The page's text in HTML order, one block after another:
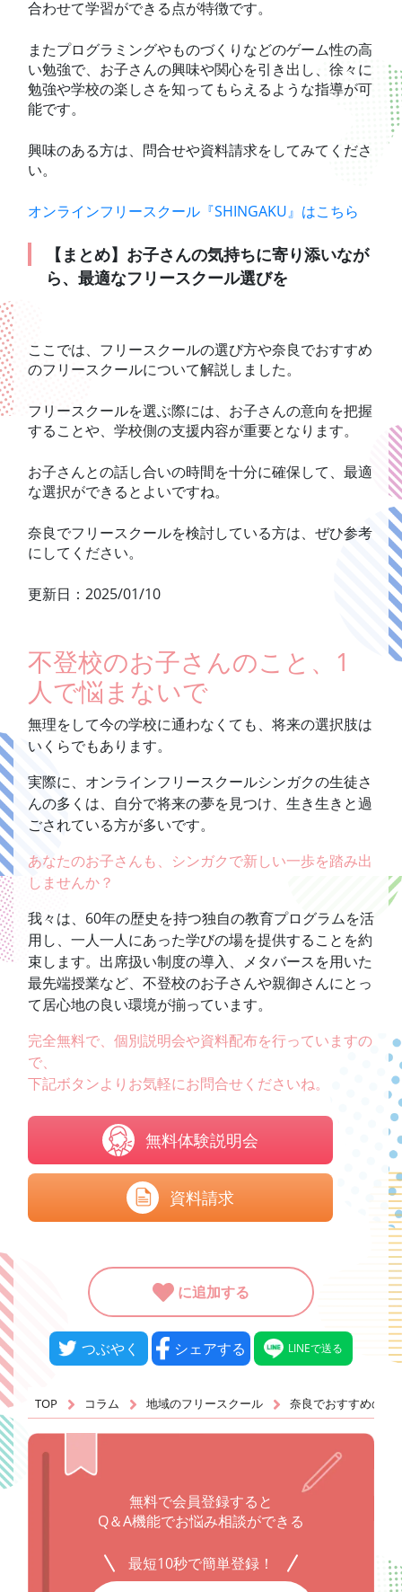
合わせて学習ができる点が特徴です。
またプログラミングやものづくりなどのゲーム性の高
い勉強で、お子さんの興味や関心を引き出し、徐々に
勉強や学校の楽しさを知ってもらえるような指導が可
能です。
興味のある方は、問合せや資料請求をしてみてくださ
い。
オンラインフリースクール『SHINGAKU』はこちら
【まとめ】お子さんの気持ちに寄り添いなが
ら、最適なフリースクール選びを
ここでは、フリースクールの選び方や奈良でおすすめ
のフリースクールについて解説しました。
フリースクールを選ぶ際には、お子さんの意向を把握
することや、学校側の支援内容が重要となります。
お子さんとの話し合いの時間を十分に確保して、最適
な選択ができるとよいですね。
奈良でフリースクールを検討している方は、ぜひ参考
にしてください。
更新日：2025/01/10
不登校のお子さんのこと、1
人で悩まないで
無理をして今の学校に通わなくても、将来の選択肢は
いくらでもあります。
実際に、オンラインフリースクールシンガクの生徒さ
んの多くは、自分で将来の夢を見つけ、生き生きと過
ごされている方が多いです。
あなたのお子さんも、シンガクで新しい一歩を踏み出
しませんか？
我々は、60年の歴史を持つ独自の教育プログラムを活
用し、一人一人にあった学びの場を提供することを約
束します。出席扱い制度の導入、メタバースを用いた
最先端授業など、不登校のお子さんや親御さんにとっ
て居心地の良い環境が揃っています。
完全無料で、個別説明会や資料配布を行っていますの
で、
下記ボタンよりお気軽にお問合せくださいね。
無料体験説明会
資料請求
に追加する
つぶやく シェアする LINEで送る
TOP コラム 地域のフリースクール 奈良でおすすめのフ
無料で会員登録すると
Q＆A機能でお悩み相談ができる
最短10秒で簡単登録！